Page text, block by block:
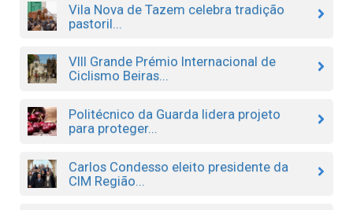
Vila Nova de Tazem celebra tradição
pastoril...
VIII Grande Prémio Internacional de
Ciclismo Beiras...
Politécnico da Guarda lidera projeto
para proteger...
Carlos Condesso eleito presidente da
CIM Região...